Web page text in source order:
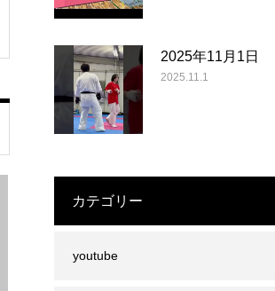
2025年11月1日
2025.11.1
カテゴリー
youtube